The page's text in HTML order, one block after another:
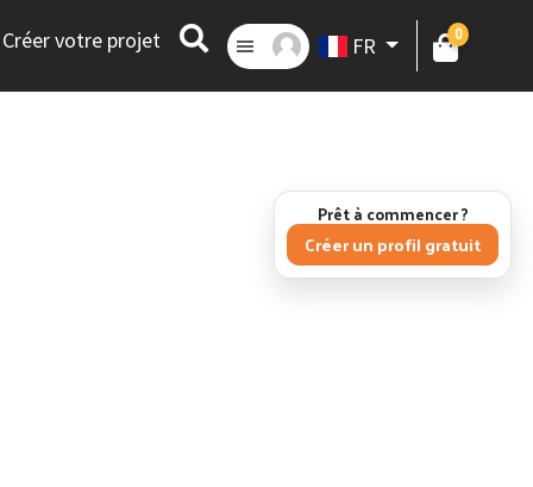
Créer votre projet FR 0
Prêt à commencer ?
Créer un profil gratuit